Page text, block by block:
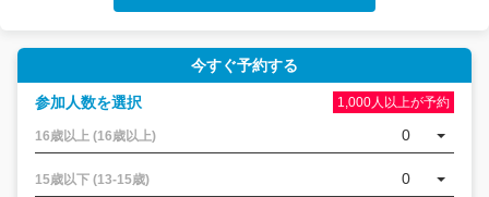
またのご来場をお待ちしております。
今すぐ予約する
1,000人以上が予約
参加人数を選択
16歳以上 (16歳以上) 0
15歳以下 (13-15歳) 0